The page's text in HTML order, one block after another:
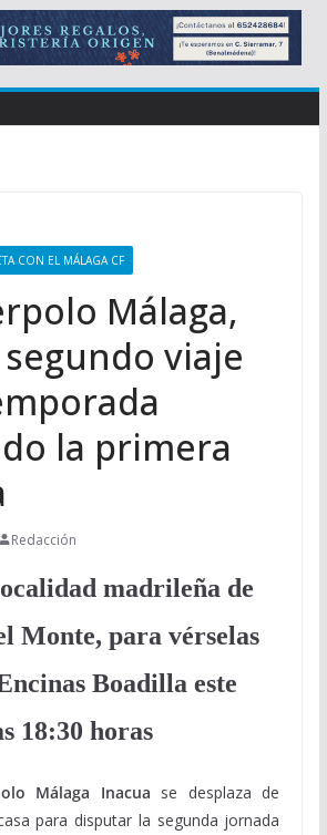
CON EL MÁLAGA CF
Málaga,
viaje
la primera
Redacción
madrileña de
Monte, para vérselas
Boadilla este
18:30 horas
Málaga Inacua se desplaza de
para disputar la segunda jornada